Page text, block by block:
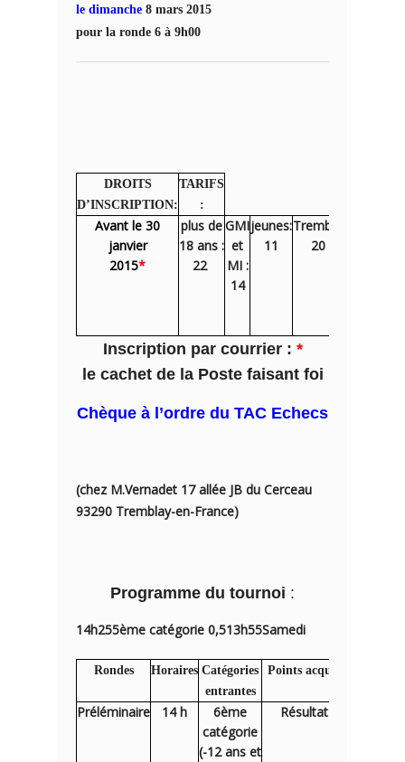
le dimanche 8 mars 2015
pour la ronde 6 à 9h00
DROITS
D’INSCRIPTION:
TARIFS
:
Avant le 30
janvier
2015*
plus de
18 ans :
22 
GMI
et
MI :
14
jeunes:
11
Tremblaysien
20 – 10
Inscription par courrier : *
le cachet de la Poste faisant foi
Chèque à l’ordre du TAC Echecs
(chez M.Vernadet 17 allée JB du Cerceau
93290 Tremblay-en-France)
Programme du tournoi :
14h255ème catégorie 0,513h55Samedi
Rondes Horaires Catégories
entrantes
Points acquis
Préléminaire 14 h
6ème
catégorie
(-12 ans et
Résultat